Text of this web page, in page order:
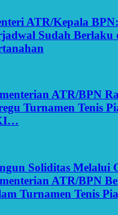
ATR/Kepala
Sudah Berlaku
ATR/BPN
Turnamen Tenis
Soliditas Melalui
ATR/BPN
Turnamen Tenis